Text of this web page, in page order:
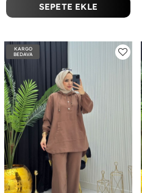
SEPETE EKLE
KARGO
BEDAVA